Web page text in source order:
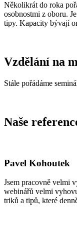
Několikrát do roka
osobnostmi z oboru.
tipy. Kapacity bývají
Vzdělání na
Stále pořádáme
Naše
Pavel Kohoutek
Jsem pracovně velmi
webinářů velmi
triků a tipů, které